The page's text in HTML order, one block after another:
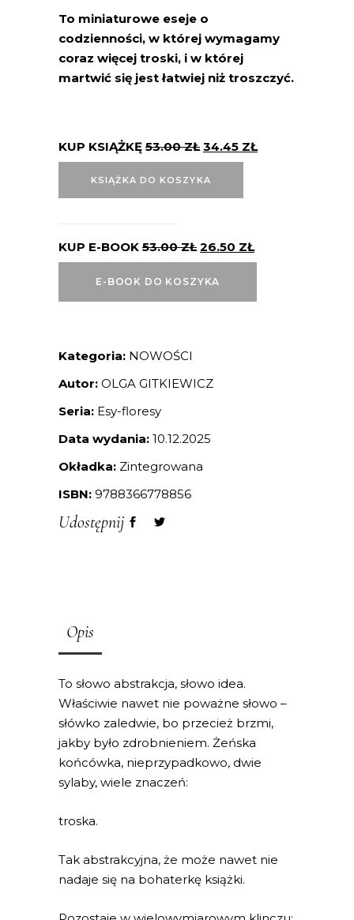
To miniaturowe eseje o
codzienności, w której wymagamy
coraz więcej troski, i w której
martwić się jest łatwiej niż troszczyć.
KUP KSIĄŻKĘ 53.00ZŁ 34.45 ZŁ
KSIĄŻKA DO KOSZYKA
KUP E-BOOK 53.00ZŁ 26.50 ZŁ
E-BOOK DO KOSZYKA
Kategoria: NOWOŚCI
Autor: OLGA GITKIEWICZ
Seria: Esy-floresy
Data wydania: 10.12.2025
Okładka: Zintegrowana
ISBN: 9788366778856
Udostępnij
Opis
To słowo abstrakcja, słowo idea.
Właściwie nawet nie poważne słowo –
słówko zaledwie, bo przecież brzmi,
jakby było zdrobnieniem. Żeńska
końcówka, nieprzypadkowo, dwie
sylaby, wiele znaczeń:
troska.
Tak abstrakcyjna, że może nawet nie
nadaje się na bohaterkę książki.